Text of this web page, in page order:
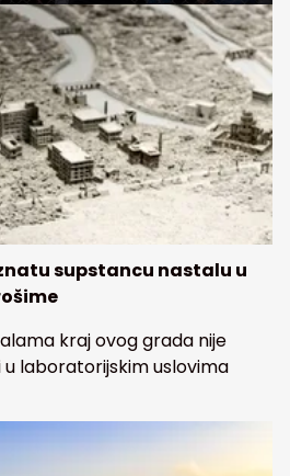
supstancu nastalu u
kraj ovog grada nije
laboratorijskim uslovima